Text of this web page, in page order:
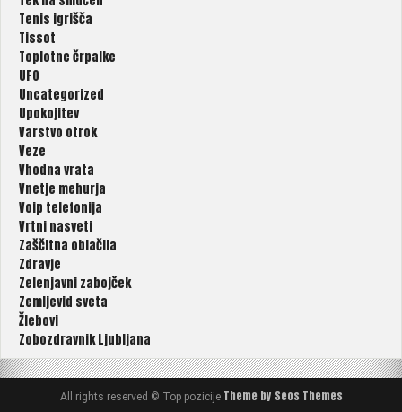
Tenis igrišča
Tissot
Toplotne črpalke
UFO
Uncategorized
Upokojitev
Varstvo otrok
Veze
Vhodna vrata
Vnetje mehurja
Voip telefonija
Vrtni nasveti
Zaščitna oblačila
Zdravje
Zelenjavni zabojček
Zemljevid sveta
Žlebovi
Zobozdravnik Ljubljana
All rights reserved © Top pozicije Theme by Seos Themes